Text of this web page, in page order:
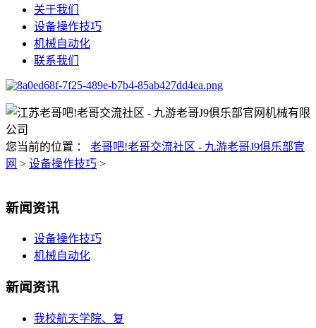
关于我们
设备操作技巧
机械自动化
联系我们
您当前的位置 ： 老哥吧!老哥交流社区 - 九游老哥J9俱乐部官
网 > 设备操作技巧 >
新闻资讯
设备操作技巧
机械自动化
新闻资讯
我校航天学院、复